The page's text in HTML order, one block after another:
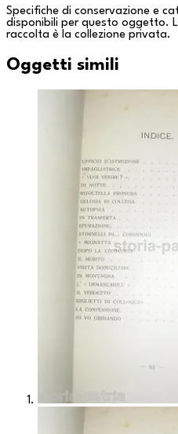
Specifiche di conservazione e
disponibili per questo oggetto.
raccolta è la collezione privata.
Oggetti simili